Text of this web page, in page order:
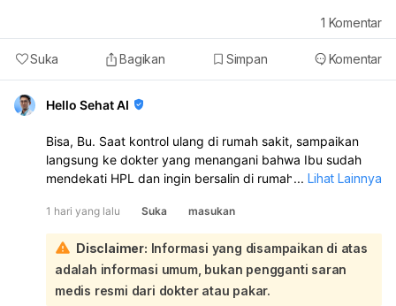
Suka Bagikan Simpan Komentar
1 Komentar
Hello Sehat AI
Bisa, Bu. Saat kontrol ulang di rumah sakit, sampaikan
langsung ke dokter yang menangani bahwa Ibu sudah
mendekati HPL dan ingin bersalin di rumah sakit tersebut.
menentukan apakah persalinan bisa ditangani di sana.
Jika memang memungkinkan dan sesuai kondisi medis,
biasanya bisa diatur untuk persalinan di rumah sakit itu:
Sebaiknya saat kontrol, Ibu juga tanyakan:
apakah perlu surat rencana persalinan atau rujukan
... Lihat Lainnya
1 hari yang lalu Suka masukan
Disclaimer: Informasi yang disampaikan di atas
adalah informasi umum, bukan pengganti saran
medis resmi dari dokter atau pakar.